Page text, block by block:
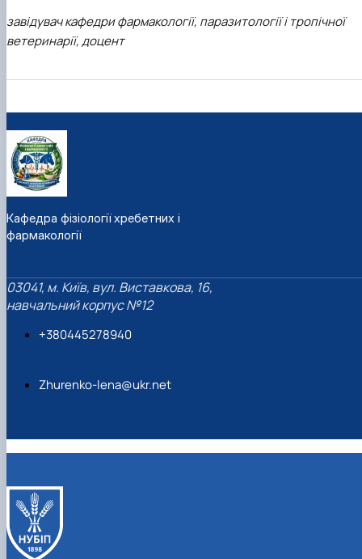
завідувач кафедри фармакології, паразитології і тропічної
ветеринарії, доцент
Кафедра фізіології хребетних і
фармакології
03041, м. Київ, вул. Виставкова, 16,
навчальний корпус №12
+380445278940
Zhurenko-lena@ukr.net